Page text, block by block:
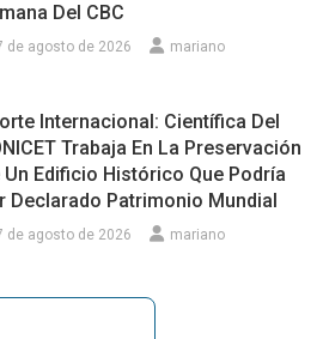
Del CBC
de agosto de 2026 mariano
Internacional: Científica Del
Trabaja En La Preservación
Un Edificio Histórico Que Podría
Declarado Patrimonio Mundial
de agosto de 2026 mariano